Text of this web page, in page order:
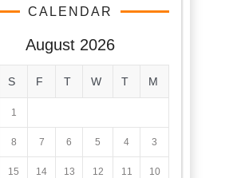
CALENDAR
August 2026
M
T
W
T
F
S
1
3
4
5
6
7
8
10
11
12
13
14
15